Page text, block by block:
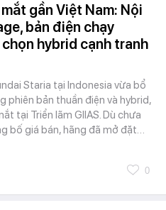
gần Việt Nam: Nội
bản điện chạy
hybrid cạnh tranh
Staria tại Indonesia vừa bổ
phiên bản thuần điện và hybrid,
tại Triển lãm GIIAS. Dù chưa
bố giá bán, hãng đã mở đặt…
0